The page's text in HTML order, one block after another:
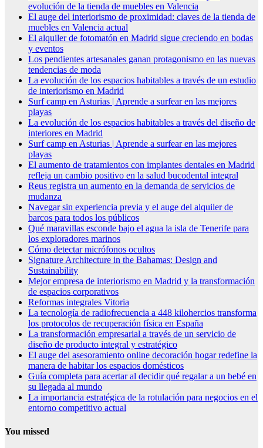
evolución de la tienda de muebles en Valencia
El auge del interiorismo de proximidad: claves de la tienda de
muebles en Valencia actual
El alquiler de fotomatón en Madrid sigue creciendo en bodas
y eventos
Los pendientes artesanales ganan protagonismo en las nuevas
tendencias de moda
La evolución de los espacios habitables a través de un estudio
de interiorismo en Madrid
Surf camp en Asturias | Aprende a surfear en las mejores
playas
La evolución de los espacios habitables a través del diseño de
interiores en Madrid
Surf camp en Asturias | Aprende a surfear en las mejores
playas
El aumento de tratamientos con implantes dentales en Madrid
refleja un cambio positivo en la salud bucodental integral
Reus registra un aumento en la demanda de servicios de
mudanza
Navegar sin experiencia previa y el auge del alquiler de
barcos para todos los públicos
Qué maravillas esconde bajo el agua la isla de Tenerife para
los exploradores marinos
Cómo detectar micrófonos ocultos
Signature Architecture in the Bahamas: Design and
Sustainability
Mejor empresa de interiorismo en Madrid y la transformación
de espacios corporativos
Reformas integrales Vitoria
La tecnología de radiofrecuencia a 448 kilohercios transforma
los protocolos de recuperación física en España
La transformación empresarial a través de un servicio de
diseño de producto integral y estratégico
El auge del asesoramiento online decoración hogar redefine la
manera de habitar los espacios domésticos
Guía completa para acertar al decidir qué regalar a un bebé en
su llegada al mundo
La importancia estratégica de la rotulación para negocios en el
entorno competitivo actual
You missed